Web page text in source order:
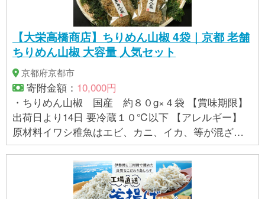
【大栄高橋商店】ちりめん山椒 4袋｜京都 老舗
ちりめん山椒 大容量 人気セット
京都府京都市
寄附金額： 10,000円
・ちりめん山椒 国産 約８０g×４袋 【賞味期限】
出荷日より14日 要冷蔵１０℃以下 【アレルギー】
原材料イワシ稚魚はエビ、カニ、イカ、等が混ざる
漁法で採取しています。 ※ 表示内容に関しては各事
業者の指定に基づき掲載しており、一切の内容を保
証するものではございません。 ※ご不明の点がござい
ましたら事業者まで直接お問い合わせ下さい。